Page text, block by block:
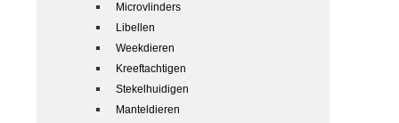
Microvlinders
Libellen
Weekdieren
Kreeftachtigen
Stekelhuidigen
Manteldieren